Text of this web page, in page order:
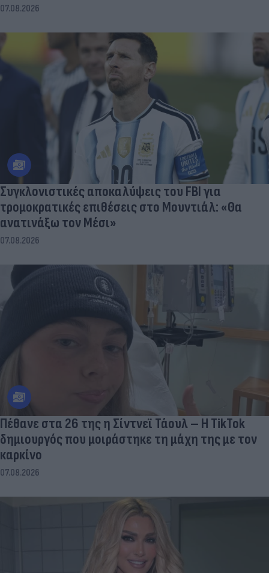
07.08.2026
Συγκλονιστικές αποκαλύψεις του FBI για
τρομοκρατικές επιθέσεις στο Μουντιάλ: «Θα
ανατινάξω τον Μέσι»
07.08.2026
Πέθανε στα 26 της η Σίντνεϊ Τάουλ – Η TikTok
δημιουργός που μοιράστηκε τη μάχη της με τον
καρκίνο
07.08.2026